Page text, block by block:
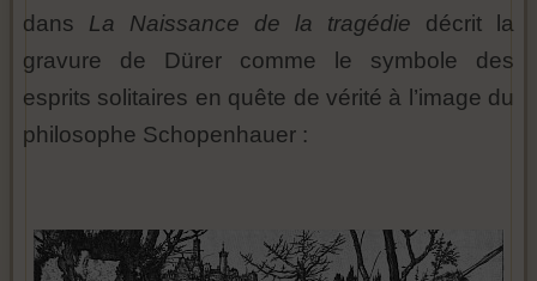
dans La Naissance de la tragédie décrit la
gravure de Dürer comme le symbole des
esprits solitaires en quête de vérité à l’image du
philosophe Schopenhauer :